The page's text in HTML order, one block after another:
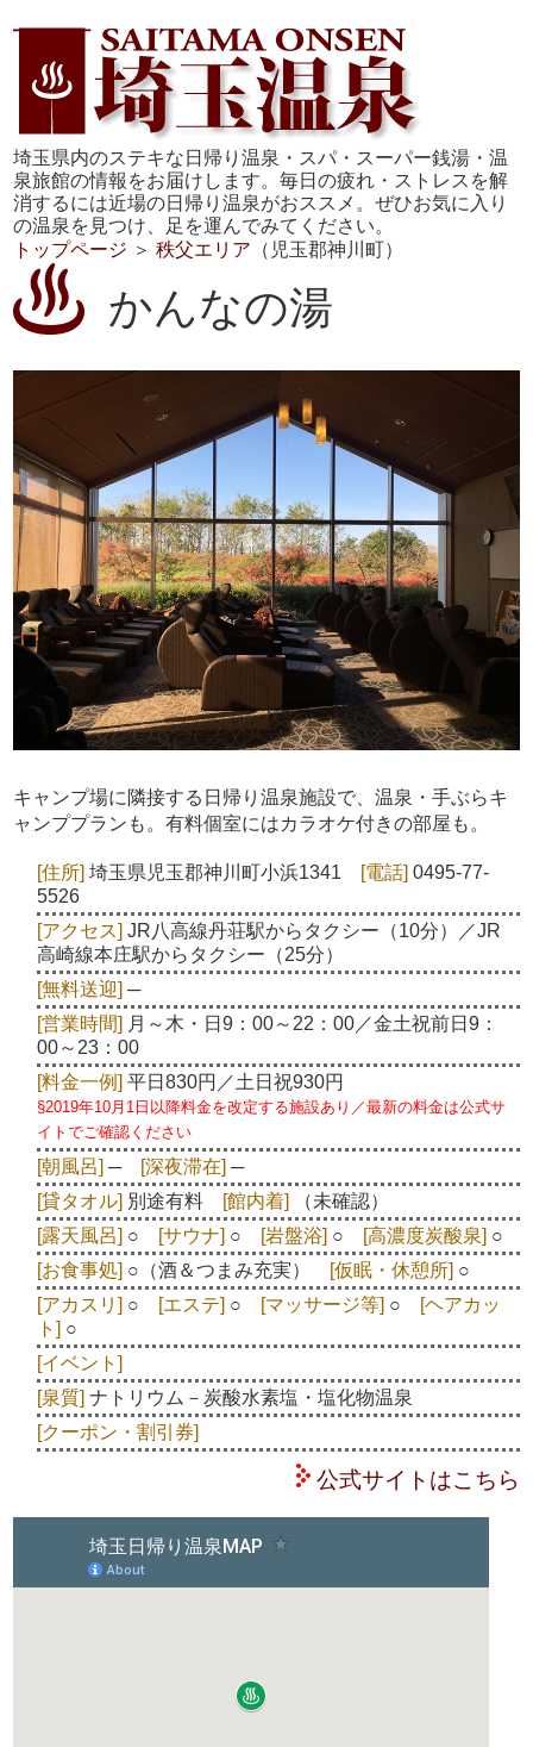
埼玉県内のステキな日帰り温泉・スパ・スーパー銭湯・温
泉旅館の情報をお届けします。毎日の疲れ・ストレスを解
消するには近場の日帰り温泉がおススメ。ぜひお気に入り
の温泉を見つけ、足を運んでみてください。
トップページ ＞秩父エリア （児玉郡神川町）
かんなの湯
キャンプ場に隣接する日帰り温泉施設で、温泉・手ぶらキ
ャンププランも。有料個室にはカラオケ付きの部屋も。
[住所] 埼玉県児玉郡神川町小浜1341 [電話] 0495-77-
5526
[アクセス] JR八高線丹荘駅からタクシー（10分）／JR
高崎線本庄駅からタクシー（25分）
[無料送迎] ─
[営業時間] 月～木・日9：00～22：00／金土祝前日9：
00～23：00
[料金一例] 平日830円／土日祝930円
§2019年10月1日以降料金を改定する施設あり／最新の料金は公式サ
イトでご確認ください
[朝風呂] ─ [深夜滞在] ─
[貸タオル] 別途有料 [館内着]
（未確認）
[露天風呂] ○ [サウナ] ○ [岩盤浴] ○ [高濃度炭酸泉] ○
[お食事処] ○（酒＆つまみ充実） [仮眠・休憩所] ○
[アカスリ] ○ [エステ] ○ [マッサージ等] ○
[ヘアカッ
ト] ○
[イベント]
[泉質] ナトリウム－炭酸水素塩・塩化物温泉
[クーポン・割引券]
公式サイトはこちら